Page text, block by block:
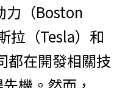
力（Boston
拉（Tesla）和
都在開發相關技